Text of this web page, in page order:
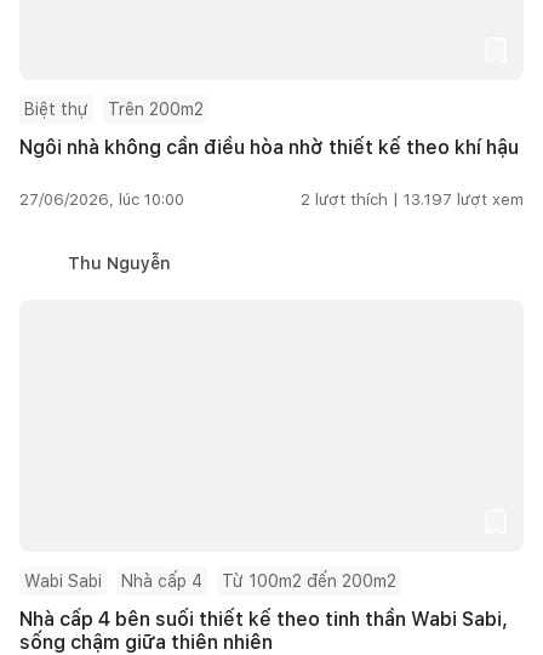
Biệt thự Trên 200m2
Ngôi nhà không cần điều hòa nhờ thiết kế theo khí hậu
27/06/2026, lúc 10:00 2 lượt thích | 13.197 lượt xem
Thu Nguyễn
Wabi Sabi Nhà cấp 4 Từ 100m2 đến 200m2
Nhà cấp 4 bên suối thiết kế theo tinh thần Wabi Sabi,
sống chậm giữa thiên nhiên